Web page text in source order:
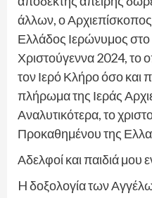
άλλων, ο
Ελλάδος Ιερώνυμος στο
Χριστούγεννα 2024, το
τον Ιερό Κλήρο όσο και
πλήρωμα της Ιεράς
Αναλυτικότερα, το
Προκαθημένου της
Αδελφοί και παιδιά μου
H δοξολογία των